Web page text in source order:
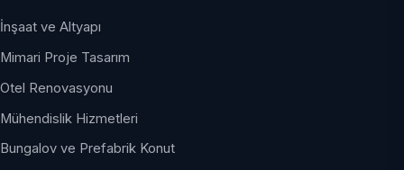
İnşaat ve Altyapı
Mimari Proje Tasarım
Otel Renovasyonu
Mühendislik Hizmetleri
Bungalov ve Prefabrik Konut